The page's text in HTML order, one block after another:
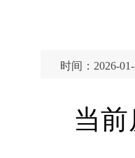
时间：2026-
当